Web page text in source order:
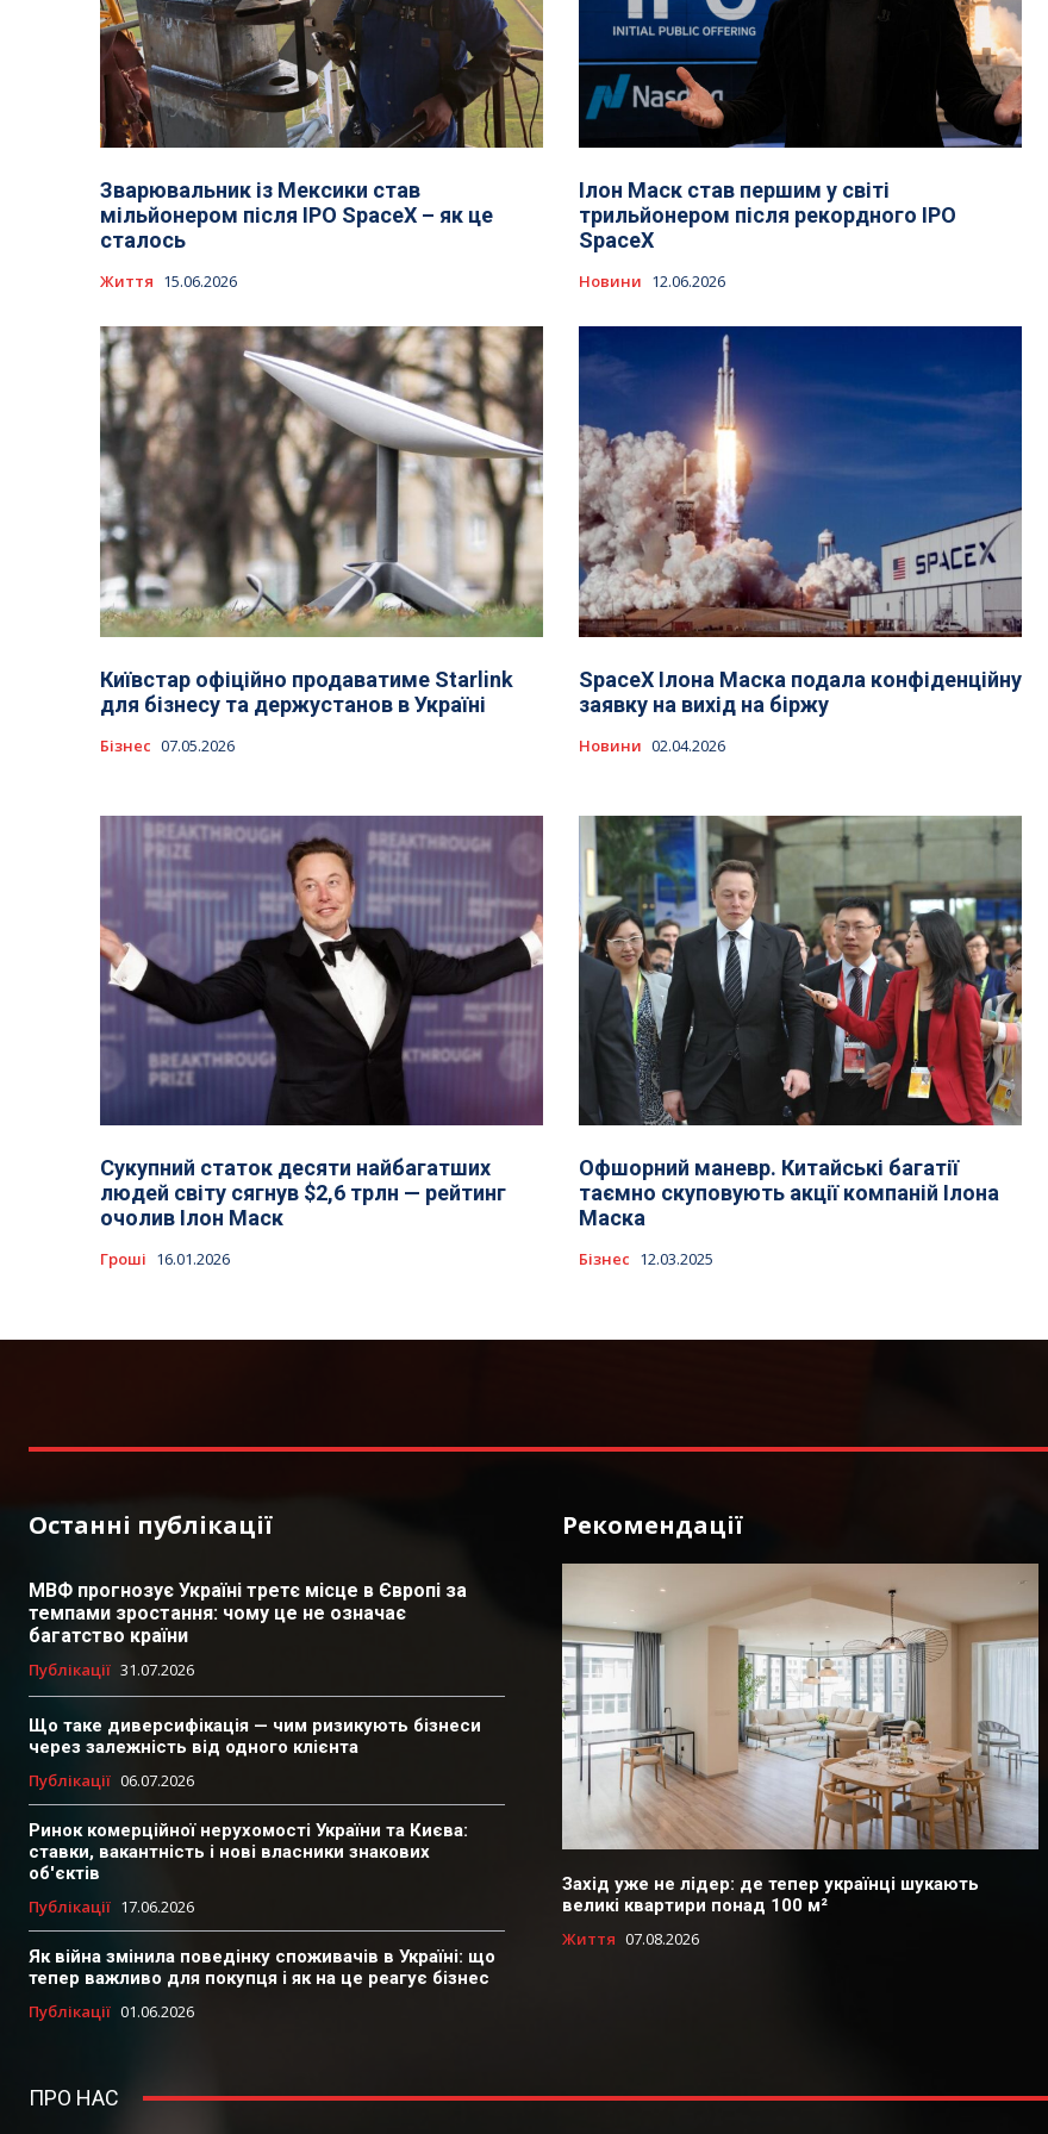
Зварювальник із Мексики став
мільйонером після IPO SpaceX – як це
сталось
Життя 15.06.2026
Ілон Маск став першим у світі
трильйонером після рекордного IPO
SpaceX
Новини 12.06.2026
Київстар офіційно продаватиме Starlink
для бізнесу та держустанов в Україні
Бізнес 07.05.2026
SpaceX Ілона Маска подала конфіденційну
заявку на вихід на біржу
Новини 02.04.2026
Сукупний статок десяти найбагатших
людей світу сягнув $2,6 трлн — рейтинг
очолив Ілон Маск
Гроші 16.01.2026
Офшорний маневр. Китайські багатії
таємно скуповують акції компаній Ілона
Маска
Бізнес 12.03.2025
Останні публікації
МВФ прогнозує Україні третє місце в Європі за
темпами зростання: чому це не означає
багатство країни
Публікації 31.07.2026
Що таке диверсифікація — чим ризикують бізнеси
через залежність від одного клієнта
Публікації 06.07.2026
Ринок комерційної нерухомості України та Києва:
ставки, вакантність і нові власники знакових
об'єктів
Публікації 17.06.2026
Як війна змінила поведінку споживачів в Україні: що
тепер важливо для покупця і як на це реагує бізнес
Публікації 01.06.2026
Рекомендації
Захід уже не лідер: де тепер українці шукають
великі квартири понад 100 м²
Життя 07.08.2026
ПРО НАС